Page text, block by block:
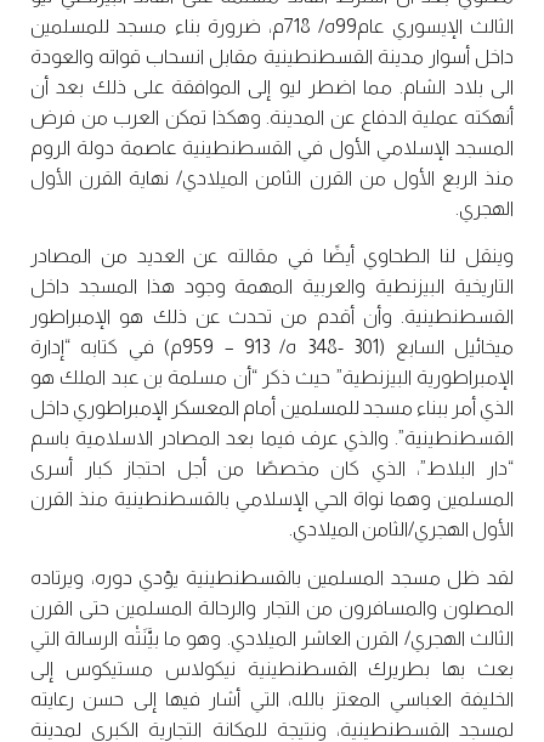
الثالث الإيسوري عام99ه/ 718م، ضرورة بناء مسجد للمسلمين
داخل أسوار مدينة القسطنطينية مقابل انسحاب قواته والعودة
الى بلاد الشام. مما اضطر ليو إلى الموافقة على ذلك بعد أن
أنهكته عملية الدفاع عن المدينة. وهكذا تمكن العرب من فرض
المسجد الإسلامي الأول في القسطنطينية عاصمة دولة الروم
منذ الربع الأول من القرن الثامن الميلادي/ نهاية القرن الأول
الهجري.
وينقل لنا الطحاوي أيضًا في مقالته عن العديد من المصادر
التاريخية البيزنطية والعربية المهمة وجود هذا المسجد داخل
القسطنطينية. وأن أقدم من تحدث عن ذلك هو الإمبراطور
ميخائيل السابع (301 -348 ه/ 913 – 959م) في كتابه “إدارة
الإمبراطورية البيزنطية” حيث ذكر “أن مسلمة بن عبد الملك هو
الذي أمر ببناء مسجد للمسلمين أمام المعسكر الإمبراطوري داخل
القسطنطينية”. والذي عرف فيما بعد المصادر الاسلامية باسم
“دار البلاط”، الذي كان مخصصًا من أجل احتجاز كبار أسرى
المسلمين وهما نواة الحي الإسلامي بالقسطنطينية منذ القرن
الأول الهجري/الثامن الميلادي.
لقد ظل مسجد المسلمين بالقسطنطينية يؤدي دوره، ويرتاده
المصلون والمسافرون من التجار والرحالة المسلمين حتى القرن
الثالث الهجري/ القرن العاشر الميلادي. وهو ما بيَّنَتْه الرسالة التي
بعث بها بطريرك القسطنطينية نيكولاس مستيكوس إلى
الخليفة العباسي المعتز بالله، التي أشار فيها إلى حسن رعايته
لمسجد القسطنطينية، ونتيجة للمكانة التجارية الكبرى لمدينة